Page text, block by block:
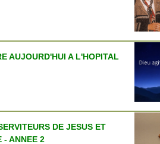
AUJOURD'HUI A L'HOPITAL
DE JESUS ET
- ANNEE 2